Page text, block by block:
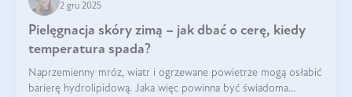
2 gru 2025
Pielęgnacja skóry zimą – jak dbać o cerę, kiedy
temperatura spada?
Naprzemienny mróz, wiatr i ogrzewane powietrze mogą osłabić
barierę hydrolipidową. Jaka więc powinna być świadoma